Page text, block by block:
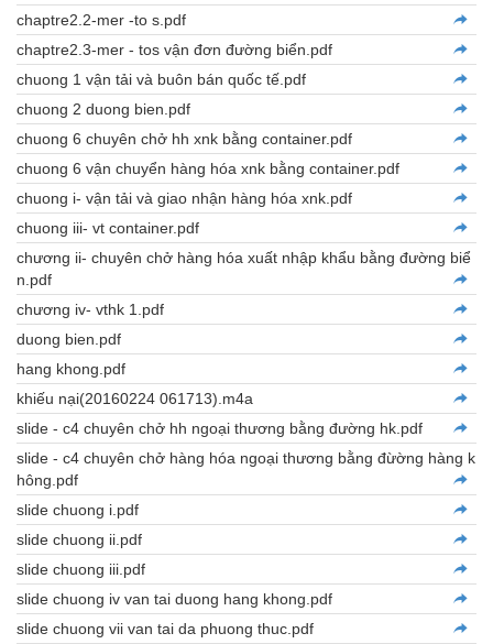
chaptre2.2-mer -to s.pdf
chaptre2.3-mer - tos vận đơn đường biển.pdf
chuong 1 vận tải và buôn bán quốc tế.pdf
chuong 2 duong bien.pdf
chuong 6 chuyên chở hh xnk bằng container.pdf
chuong 6 vận chuyển hàng hóa xnk bằng container.pdf
chuong i- vận tải và giao nhận hàng hóa xnk.pdf
chuong iii- vt container.pdf
chương ii- chuyên chở hàng hóa xuất nhập khẩu bằng đường biể
n.pdf
chương iv- vthk 1.pdf
duong bien.pdf
hang khong.pdf
khiếu nại(20160224 061713).m4a
slide - c4 chuyên chở hh ngoại thương bằng đường hk.pdf
slide - c4 chuyên chở hàng hóa ngoại thương bằng đừờng hàng k
hông.pdf
slide chuong i.pdf
slide chuong ii.pdf
slide chuong iii.pdf
slide chuong iv van tai duong hang khong.pdf
slide chuong vii van tai da phuong thuc.pdf